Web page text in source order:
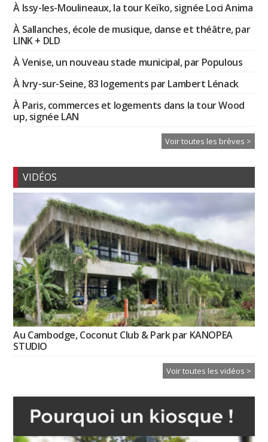
À Issy-les-Moulineaux, la tour Keïko, signée Loci Anima
À Sallanches, école de musique, danse et théâtre, par
LINK + DLD
À Venise, un nouveau stade municipal, par Populous
À Ivry-sur-Seine, 83 logements par Lambert Lénack
À Paris, commerces et logements dans la tour Wood
up, signée LAN
Voir toutes les brèves >
VIDÉOS
Au Cambodge, Coconut Club & Park par KANOPEA
STUDIO
Voir toutes les vidéos >